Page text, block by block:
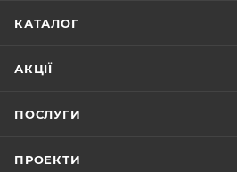
КАТАЛОГ
АКЦІЇ
ПОСЛУГИ
ПРОЕКТИ